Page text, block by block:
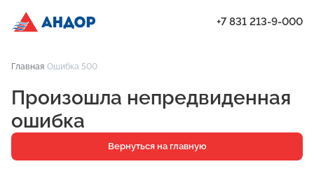
Проекты
Квартиры
Паркинг
Кладовые
+7 831 213-9-000
Главная Ошибка 500
Произошла непредвиденная
ошибка
Вернуться на главную